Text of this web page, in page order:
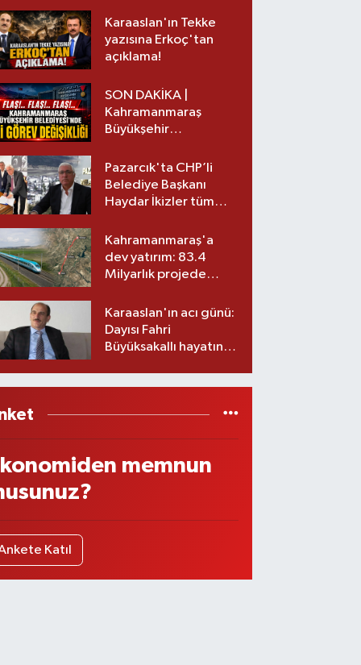
üst lige iki transfer!
Karaaslan'ın Tekke
yazısına Erkoç'tan
açıklama!
SON DAKİKA |
Kahramanmaraş
Büyükşehir
görev değişikliği!
Pazarcık'ta CHP’li
Belediye Başkanı
Haydar İkizler tüm
yeni partisi
Kahramanmaraş'a
dev yatırım: 83.4
Milyarlık projede
Karaaslan'ın acı günü:
Dayısı Fahri
Büyüksakallı hayatını
memnun
Katıl